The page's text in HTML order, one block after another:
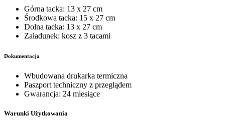
Górna tacka: 13 x 27 cm
Środkowa tacka: 15 x 27 cm
Dolna tacka: 13 x 27 cm
Załadunek: kosz z 3 tacami
Dokumentacja
Wbudowana drukarka termiczna
Paszport techniczny z przeglądem
Gwarancja: 24 miesiące
Warunki Użytkowania